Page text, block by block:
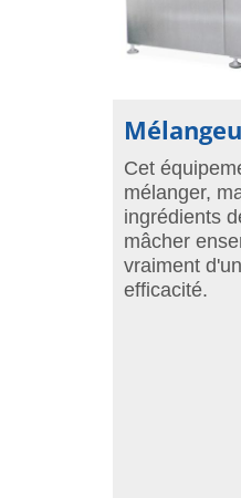
Cet
mélanger,
ingrédients
mâcher
vraiment
efficacité.